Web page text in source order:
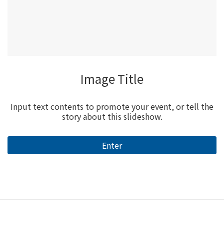
Image Title
Input text contents to promote your event, or tell the
story about this slideshow.
Enter